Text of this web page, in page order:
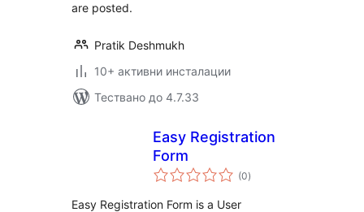
are posted.
Pratik Deshmukh
10+ активни инсталации
Тествано до 4.7.33
Easy Registration
Form
(0общо
оценки
)
Easy Registration Form is a User